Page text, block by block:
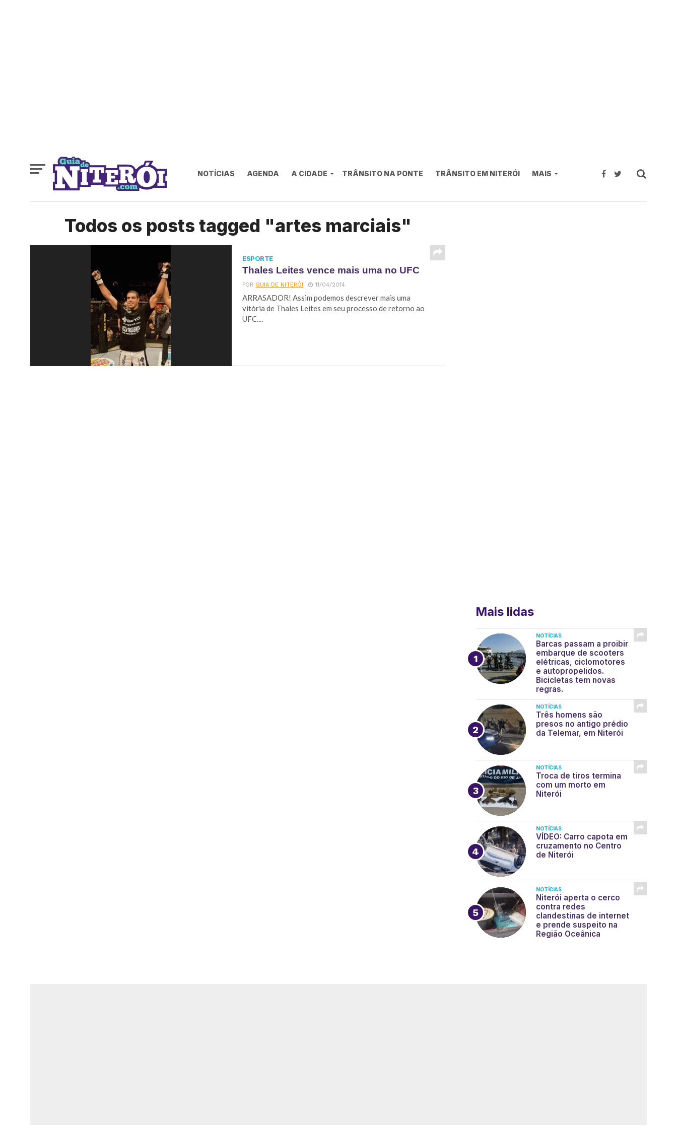
NOTÍCIAS AGENDA A CIDADE TRÂNSITO NA PONTE TRÂNSITO EM NITERÓI MAIS
Todos os posts tagged "artes marciais"
ESPORTE
Thales Leites vence mais uma no UFC
PORGUIA DE NITERÓI 11/04/2014
ARRASADOR! Assim podemos descrever mais uma
vitória de Thales Leites em seu processo de retorno ao
UFC....
Mais lidas
NOTÍCIAS
Barcas passam a proibir
embarque de scooters
elétricas, ciclomotores
e autopropelidos.
Bicicletas tem novas
regras.
NOTÍCIAS
Três homens são
presos no antigo prédio
da Telemar, em Niterói
NOTÍCIAS
Troca de tiros termina
com um morto em
Niterói
NOTÍCIAS
VÍDEO: Carro capota em
cruzamento no Centro
de Niterói
NOTÍCIAS
Niterói aperta o cerco
contra redes
clandestinas de internet
e prende suspeito na
Região Oceânica